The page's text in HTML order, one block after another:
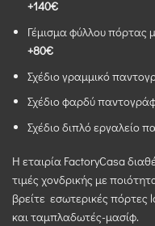
+140€
Γέμισμα φύλλου πόρτας
+80€
Σχέδιο γραμμικό
Σχέδιο φαρδύ
Σχέδιο διπλό εργαλείο
Η εταιρία FactoryCasa
τιμές χονδρικής με
βρείτε εσωτερικές πόρτες
και ταμπλαδωτές-μασίφ.